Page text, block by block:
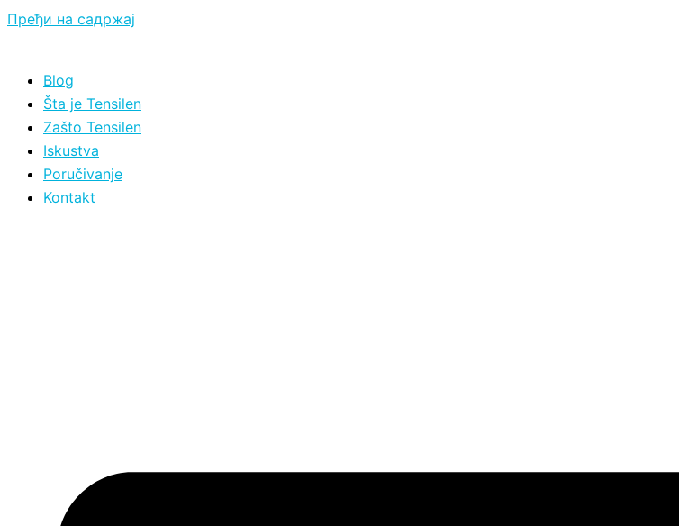
Пређи на садржај
Blog
Šta je Tensilen
Zašto Tensilen
Iskustva
Poručivanje
Kontakt